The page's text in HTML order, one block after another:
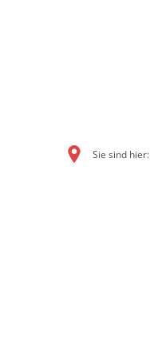
Sie sind hier: